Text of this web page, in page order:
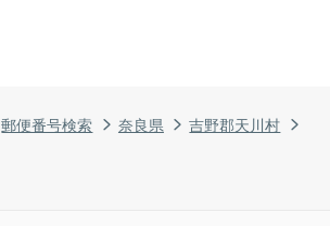
郵便番号検索 奈良県
吉野郡天川村